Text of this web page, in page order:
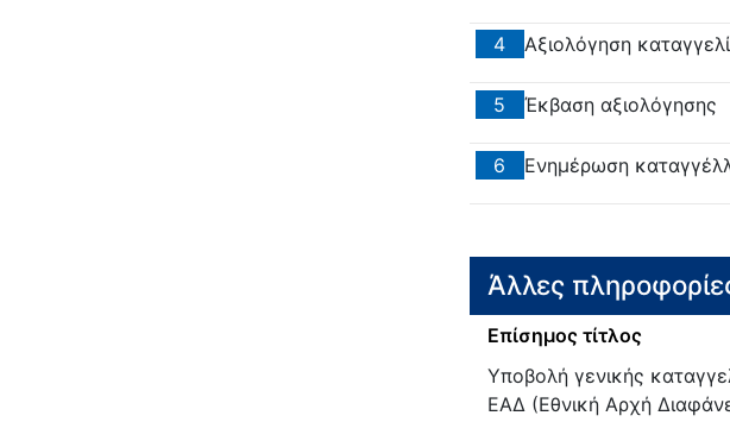
4 Αξιολόγηση
5 Έκβαση αξιολόγησης
6 Ενημέρωση
Άλλες
Επίσημος τίτλος
Υποβολή γενικής
ΕΑΔ (Εθνική Αρχή